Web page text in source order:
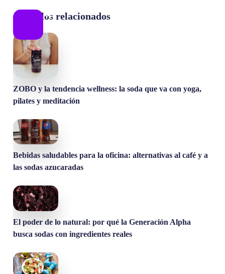
Artículos relacionados
ZOBO y la tendencia wellness: la soda que va con yoga,
pilates y meditación
Bebidas saludables para la oficina: alternativas al café y a
las sodas azucaradas
El poder de lo natural: por qué la Generación Alpha
busca sodas con ingredientes reales